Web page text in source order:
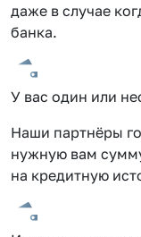
даже в случае
банка.
У вас один или
Наши партнёры
нужную вам
на кредитную